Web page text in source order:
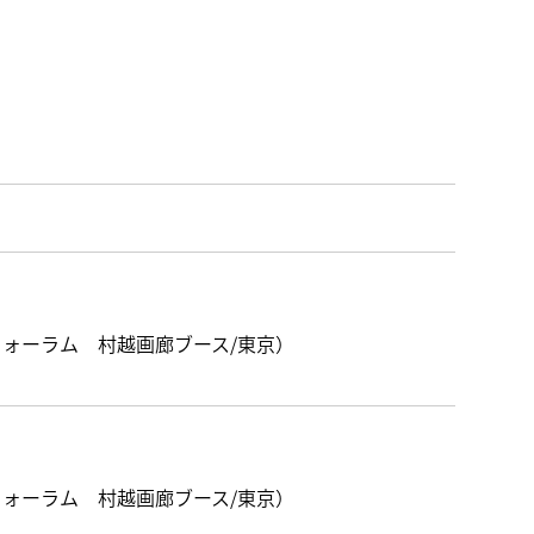
ーラム 村越画廊ブース/東京）
ーラム 村越画廊ブース/東京）